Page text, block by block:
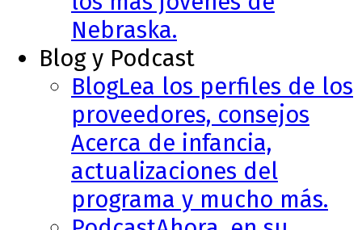
Nebraska.
Blog y Podcast
BlogLea los perfiles de los
proveedores, consejos
Acerca de infancia,
actualizaciones del
programa y mucho más.